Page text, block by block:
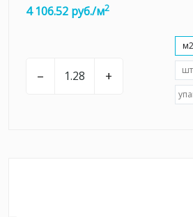
4 106.52 руб./м2
– +
м2